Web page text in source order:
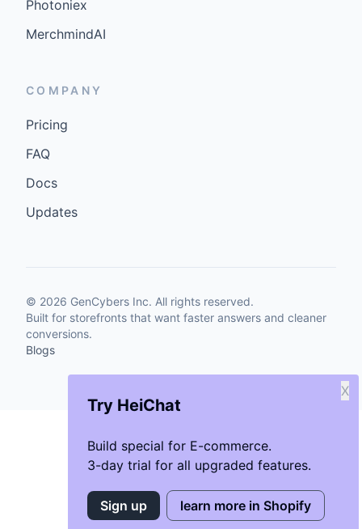
Try HeiChat
Build special for E-commerce.
3-day trial for all upgraded features.
X
Sign up learn more in Shopify
Photoniex
MerchmindAI
COMPANY
Pricing
FAQ
Docs
Updates
© 2026 GenCybers Inc. All rights reserved.
Built for storefronts that want faster answers and cleaner
conversions.
Blogs